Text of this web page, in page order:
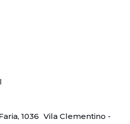
1036 Vila Clementino -